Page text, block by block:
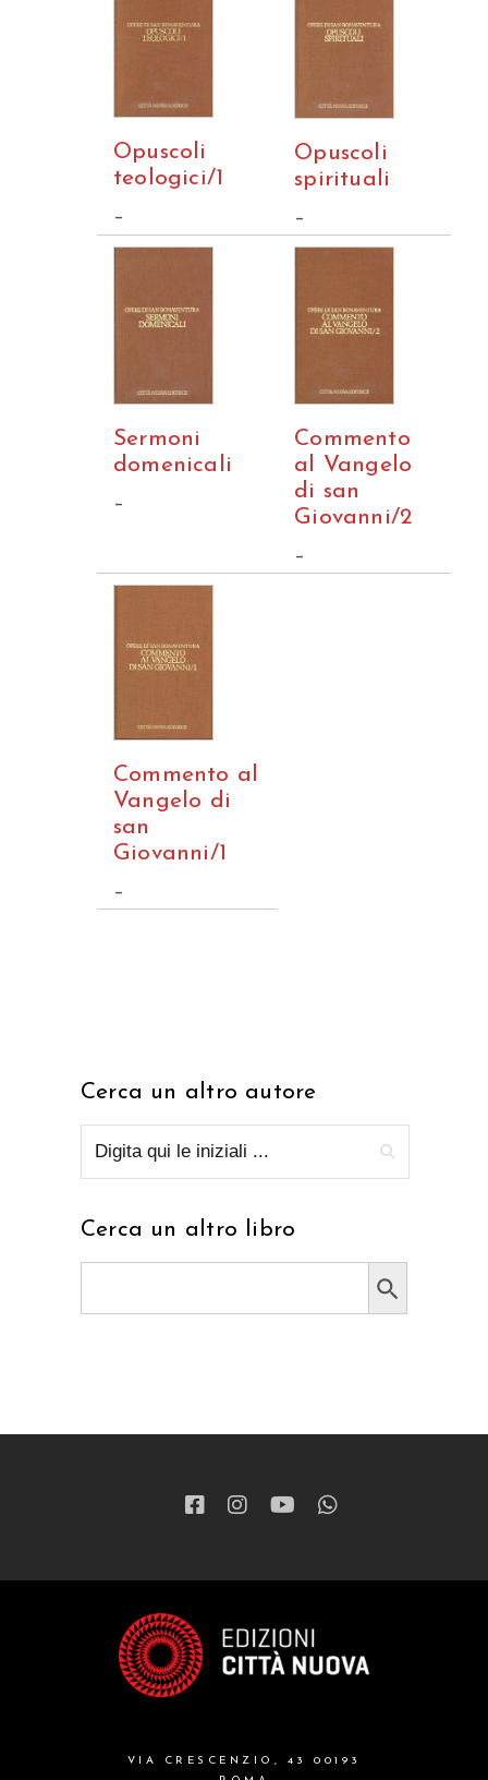
Opuscoli
teologici/1
–
Opuscoli
spirituali
–
Sermoni
domenicali
–
Commento
al Vangelo
di san
Giovanni/2
–
Commento al
Vangelo di
san
Giovanni/1
–
Cerca un altro autore
Cerca un altro libro
Search Button
VIA CRESCENZIO, 43 00193